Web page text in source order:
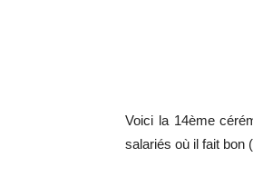
Voici la 14ème
salariés où il fait bon